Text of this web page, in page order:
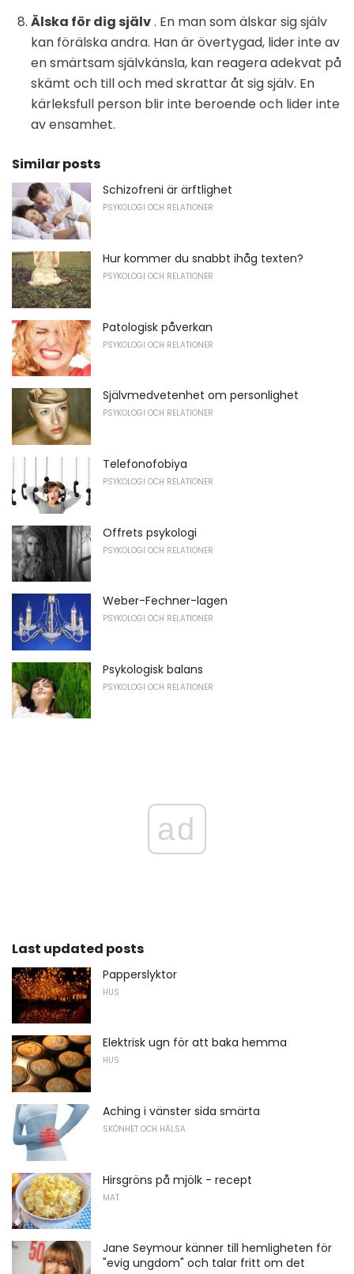
Älska för dig själv. En man som älskar sig själv
kan förälska andra. Han är övertygad, lider inte av
en smärtsam självkänsla, kan reagera adekvat på
skämt och till och med skrattar åt sig själv. En
kärleksfull person blir inte beroende och lider inte
av ensamhet.
Similar posts
Schizofreni är ärftlighet
PSYKOLOGI OCH RELATIONER
Hur kommer du snabbt ihåg texten?
PSYKOLOGI OCH RELATIONER
Patologisk påverkan
PSYKOLOGI OCH RELATIONER
Självmedvetenhet om personlighet
PSYKOLOGI OCH RELATIONER
Telefonofobiya
PSYKOLOGI OCH RELATIONER
Offrets psykologi
PSYKOLOGI OCH RELATIONER
Weber-Fechner-lagen
PSYKOLOGI OCH RELATIONER
Psykologisk balans
PSYKOLOGI OCH RELATIONER
ad
Last updated posts
Papperslyktor
HUS
Elektrisk ugn för att baka hemma
HUS
Aching i vänster sida smärta
SKÖNHET OCH HÄLSA
Hirsgröns på mjölk - recept
MAT
Jane Seymour känner till hemligheten för
"evig ungdom" och talar fritt om det